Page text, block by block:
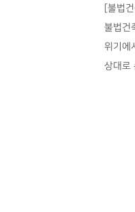
[불법
불법건
위기에
상대로